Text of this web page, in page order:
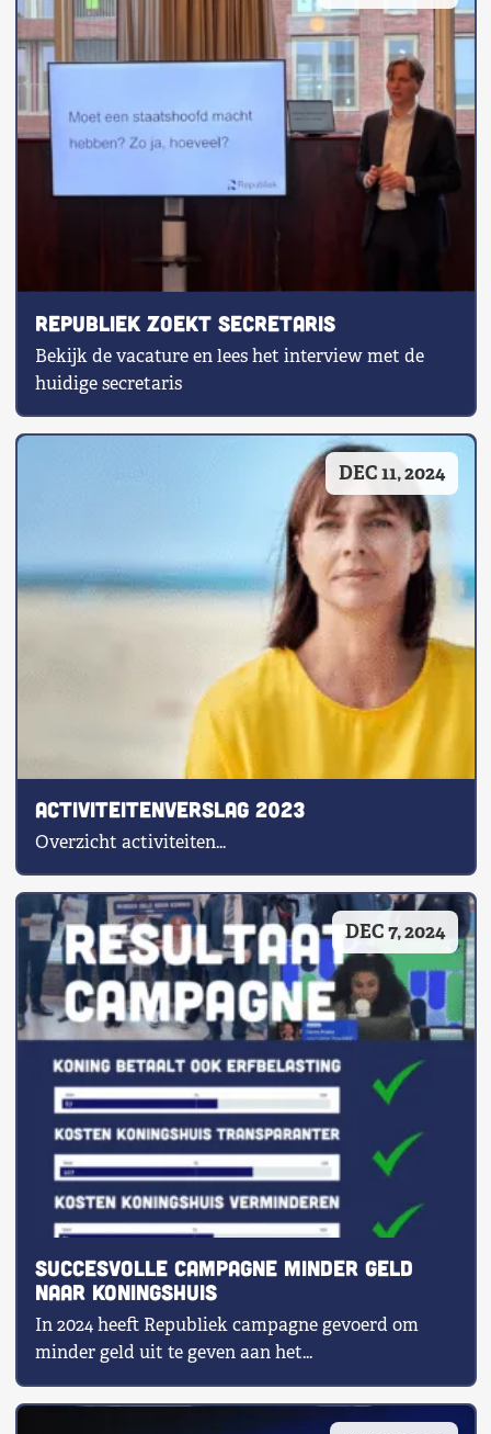
Republiek zoekt secretaris
Bekijk de vacature en lees het interview met de
huidige secretaris
DEC 11, 2024
Activiteitenverslag 2023
Overzicht activiteiten...
DEC 7, 2024
Succesvolle campagne minder geld
naar koningshuis
In 2024 heeft Republiek campagne gevoerd om
minder geld uit te geven aan het...